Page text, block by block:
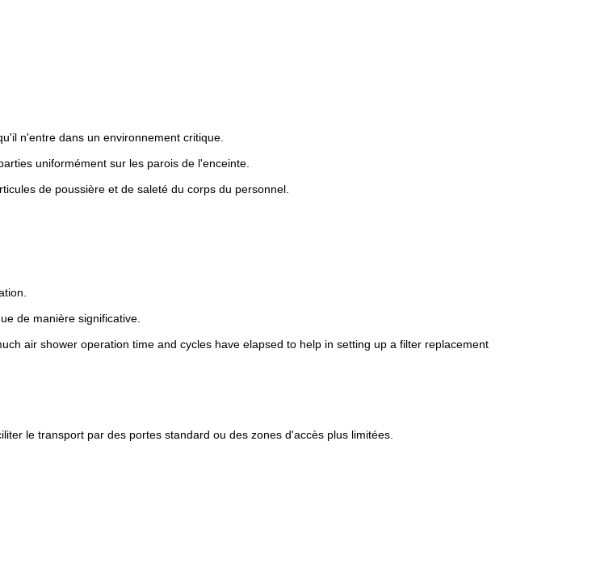
n'entre dans un environnement critique.
uniformément sur les parois de l'enceinte.
de poussière et de saleté du corps du personnel.
de manière significative.
air shower operation time and cycles have elapsed to help in setting up a filter replacement
le transport par des portes standard ou des zones d'accès plus limitées.